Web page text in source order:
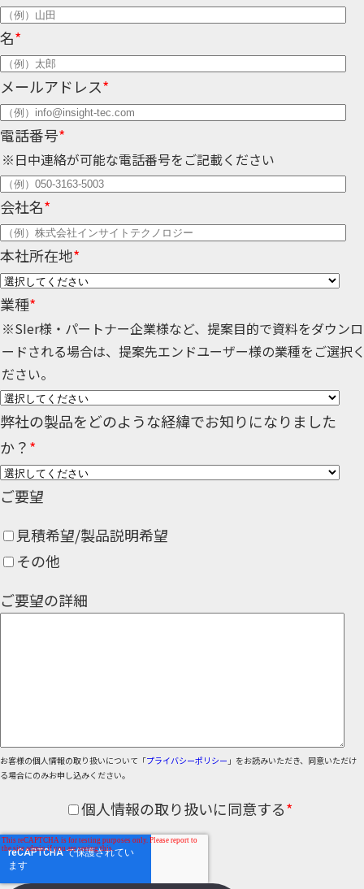
名*
メールアドレス*
電話番号*
※日中連絡が可能な電話番号をご記載ください
会社名*
本社所在地*
業種*
※SIer様・パートナー企業様など、提案目的で資料をダウンロ
ードされる場合は、提案先エンドユーザー様の業種をご選択
ださい。
弊社の製品をどのような経緯でお知りになりました
か？*
ご要望
見積希望/製品説明希望
その他
ご要望の詳細
お客様の個人情報の取り扱いについて「プライバシーポリシー 」をお読みいただき、同意いただけ
る場合にのみお申し込みください。
個人情報の取り扱いに同意する*